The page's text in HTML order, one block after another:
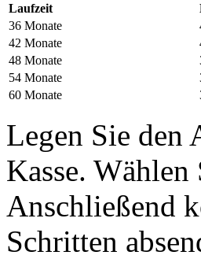
Laufzeit
36 Monate
42 Monate
48 Monate
54 Monate
60 Monate
Legen Sie den
Kasse.
Anschließend
Schritten